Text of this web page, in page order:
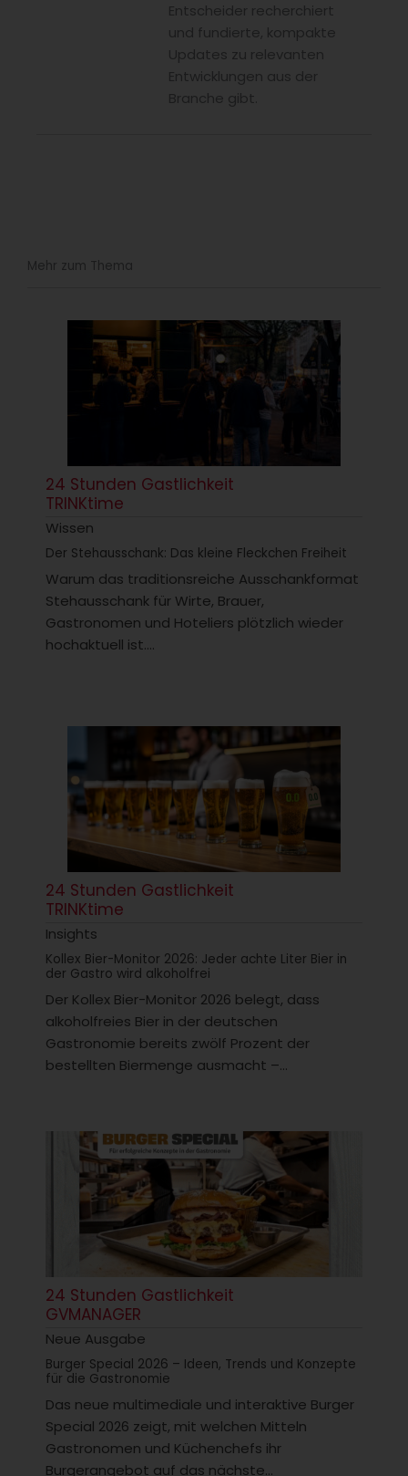
Entscheider recherchiert
und fundierte, kompakte
Updates zu relevanten
Entwicklungen aus der
Branche gibt.
Mehr zum Thema
24 Stunden Gastlichkeit
TRINKtime
Wissen
Der Stehausschank: Das kleine Fleckchen Freiheit
Warum das traditionsreiche Ausschankformat
Stehausschank für Wirte, Brauer,
Gastronomen und Hoteliers plötzlich wieder
hochaktuell ist....
24 Stunden Gastlichkeit
TRINKtime
Insights
Kollex Bier-Monitor 2026: Jeder achte Liter Bier in
der Gastro wird alkoholfrei
Der Kollex Bier-Monitor 2026 belegt, dass
alkoholfreies Bier in der deutschen
Gastronomie bereits zwölf Prozent der
bestellten Biermenge ausmacht –...
24 Stunden Gastlichkeit
GVMANAGER
Neue Ausgabe
Burger Special 2026 – Ideen, Trends und Konzepte
für die Gastronomie
Das neue multimediale und interaktive Burger
Special 2026 zeigt, mit welchen Mitteln
Gastronomen und Küchenchefs ihr
Burgerangebot auf das nächste...